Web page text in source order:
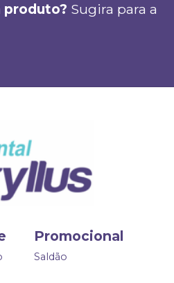
produto? Sugira para a
Promocional
Saldão